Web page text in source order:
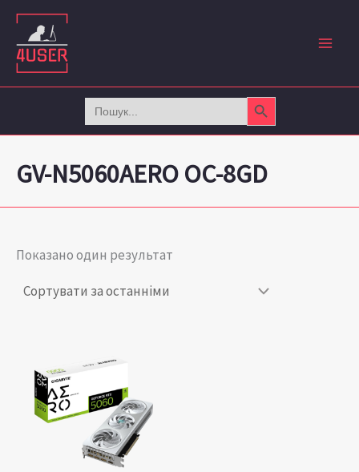
Перейти
вмісту
Search
for:
Search Button
GV-N5060AERO OC-8GD
Показано один результат